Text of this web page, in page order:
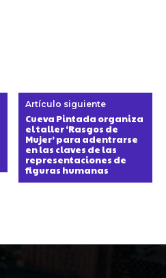
Artículo siguiente
Cueva Pintada organiza
el taller ‘Rasgos de
Mujer’ para adentrarse
en las claves de las
representaciones de
figuras humanas